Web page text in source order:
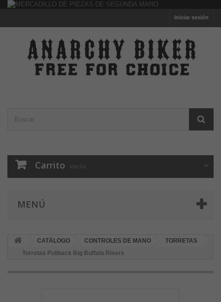
Iniciar sesión
Carrito vacío
MENÚ
CATÁLOGO CONTROLES DE MANO
TORRETAS
Torretas Pullback Big Buffalo Risers